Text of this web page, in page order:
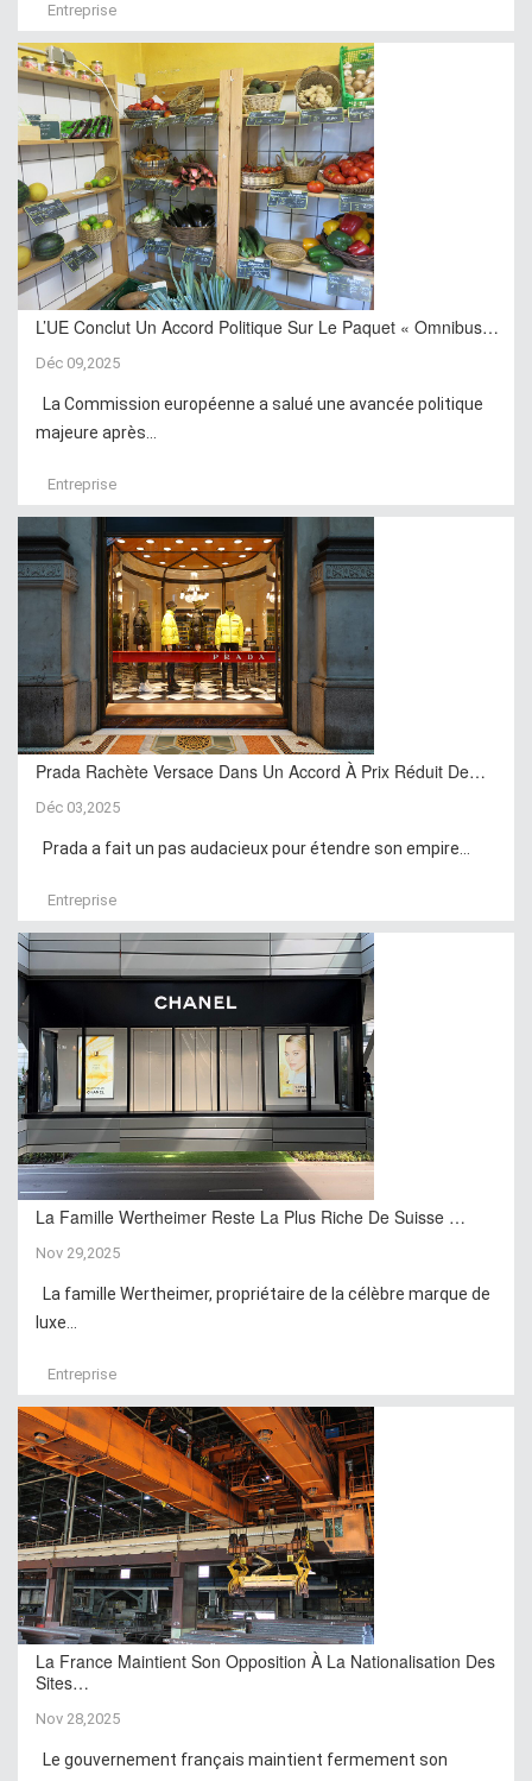
Entreprise
L’UE Conclut Un Accord Politique Sur Le Paquet « Omnibus…
Déc 09,2025
La Commission européenne a salué une avancée politique
majeure après...
Entreprise
Prada Rachète Versace Dans Un Accord À Prix Réduit De…
Déc 03,2025
Prada a fait un pas audacieux pour étendre son empire...
Entreprise
La Famille Wertheimer Reste La Plus Riche De Suisse …
Nov 29,2025
La famille Wertheimer, propriétaire de la célèbre marque de
luxe...
Entreprise
La France Maintient Son Opposition À La Nationalisation Des
Sites…
Nov 28,2025
Le gouvernement français maintient fermement son